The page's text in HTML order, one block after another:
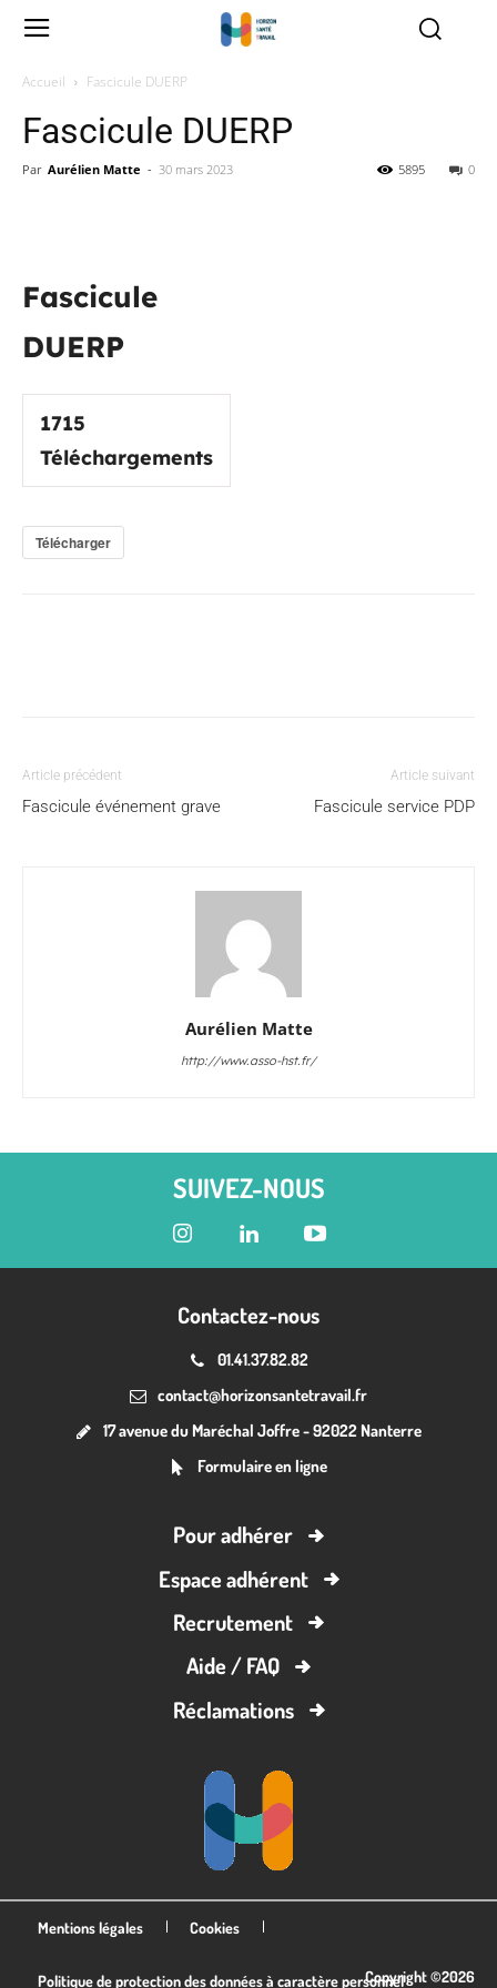
Accueil Fascicule DUERP
Fascicule DUERP
Par Aurélien Matte - 30 mars 2023 0
5895
Fascicule
DUERP
1715
Téléchargements
Télécharger
Article précédent
Fascicule événement grave
Article suivant
Fascicule service PDP
Aurélien Matte
http://www.asso-hst.fr/
SUIVEZ-NOUS
Contactez-nous
01.41.37.82.82
contact@horizonsantetravail.fr
17 avenue du Maréchal Joffre - 92022 Nanterre
Formulaire en ligne
Pour adhérer
Espace adhérent
Recrutement
Aide / FAQ
Réclamations
Mentions légales Cookies
Politique de protection des données à caractère personnelCopyright ©2026